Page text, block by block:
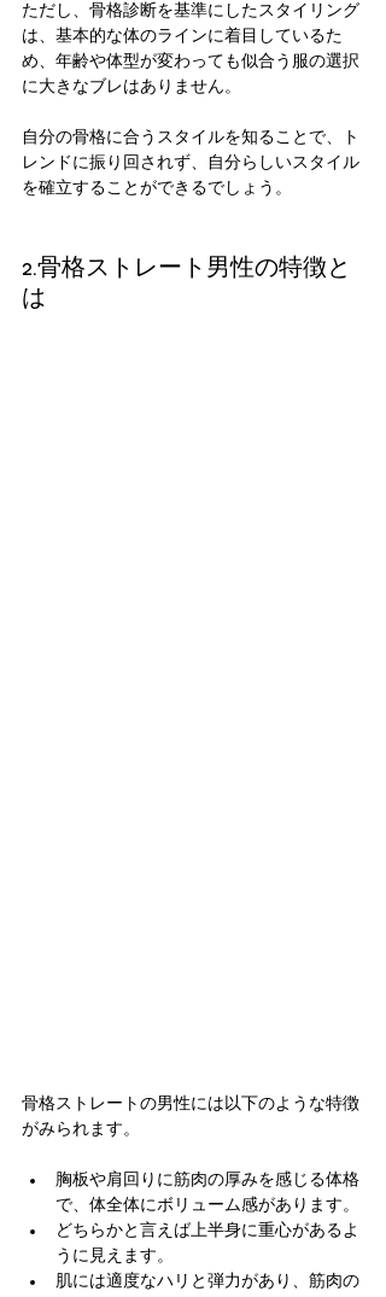
ただし、骨格診断を基準にしたスタイリング
は、基本的な体のラインに着目しているた
め、年齢や体型が変わっても似合う服の選択
に大きなブレはありません。
自分の骨格に合うスタイルを知ることで、ト
レンドに振り回されず、自分らしいスタイル
を確立することができるでしょう。
2.骨格ストレート男性の特徴と
は
骨格ストレートの男性には以下のような特徴
がみられます。
胸板や肩回りに筋肉の厚みを感じる体格
で、体全体にボリューム感があります。
どちらかと言えば上半身に重心があるよ
うに見えます。
肌には適度なハリと弾力があり、筋肉の